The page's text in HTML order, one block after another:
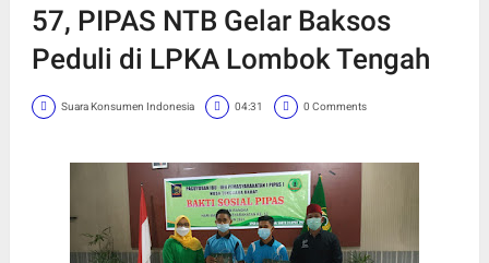
57, PIPAS NTB Gelar Baksos
Peduli di LPKA Lombok Tengah
Suara Konsumen Indonesia 04:31 0 Comments